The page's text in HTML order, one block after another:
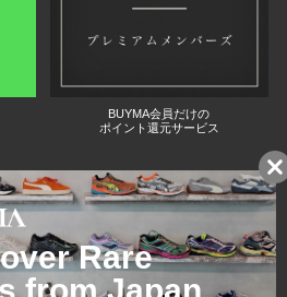
BUYMA会員だけの
ポイント還元サービス
ページトップへ